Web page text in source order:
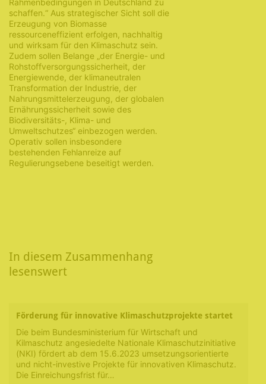
Rahmenbedingungen in Deutschland zu
schaffen.“ Aus strategischer Sicht soll die
Erzeugung von Biomasse
ressourceneffizient erfolgen, nachhaltig
und wirksam für den Klimaschutz sein.
Zudem sollen Belange „der Energie- und
Rohstoffversorgungssicherheit, der
Energiewende, der klimaneutralen
Transformation der Industrie, der
Nahrungsmittelerzeugung, der globalen
Ernährungssicherheit sowie des
Biodiversitäts-, Klima- und
Umweltschutzes“ einbezogen werden.
Operativ sollen insbesondere
bestehenden Fehlanreize auf
Regulierungsebene beseitigt werden.
In diesem Zusammenhang
lesenswert
Förderung für innovative Klimaschutzprojekte startet
Die beim Bundesministerium für Wirtschaft und
Kilmaschutz angesiedelte Nationale Klimaschutzinitiative
(NKI) fördert ab dem 15.6.2023 umsetzungsorientierte
und nicht-investive Projekte für innovativen Klimaschutz.
Die Einreichungsfrist für…